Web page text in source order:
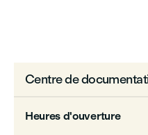
Centre de
Heures d'ouverture